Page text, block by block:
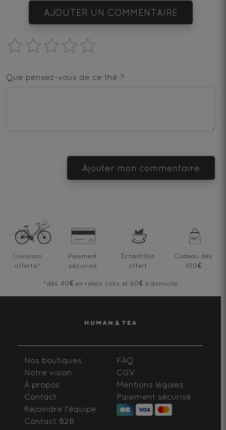
AJOUTER UN COMMENTAIRE
star
—
—
stars
Que pensez-vous de ce thé ?
Ajouter mon commentaire
Livraison
offerte*
Paiement
sécurisé
Échantillon
offert
Cadeau dès
100€
*dès 40€ en relais colis et 60€ à domicile
Nos boutiques
Notre vision
À propos
Contact
Rejoindre l'équipe
Contact B2B
FAQ
CGV
Mentions légales
Paiement sécurisé